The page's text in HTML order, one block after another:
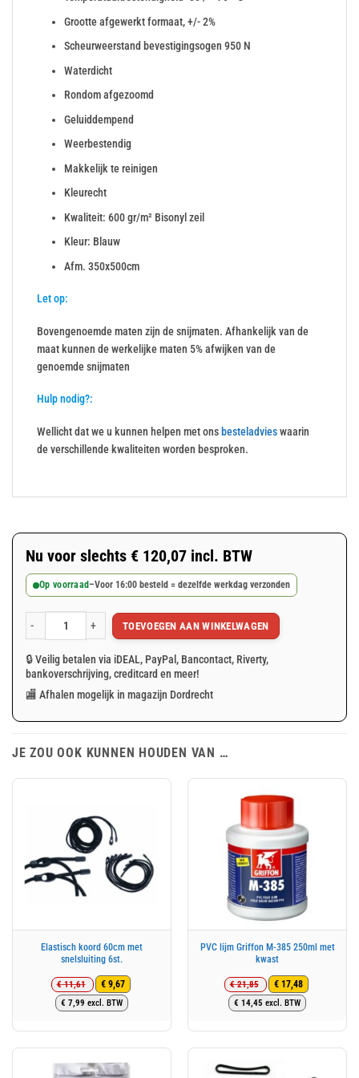
Grootte afgewerkt formaat, +/- 2%
Scheurweerstand bevestigingsogen 950 N
Waterdicht
Rondom afgezoomd
Geluiddempend
Weerbestendig
Makkelijk te reinigen
Kleurecht
Kwaliteit: 600 gr/m² Bisonyl zeil
Kleur: Blauw
Afm. 350x500cm
Let op:
Bovengenoemde maten zijn de snijmaten. Afhankelijk van de
maat kunnen de werkelijke maten 5% afwijken van de
genoemde snijmaten
Hulp nodig?:
Wellicht dat we u kunnen helpen met ons besteladvieswaarin
de verschillende kwaliteiten worden besproken.
Nu voor slechts € 120,07 incl. BTW
Op voorraad –Voor 16:00 besteld = dezelfde werkdag verzonden
Blauw PVC container afdekzeil 350x500cm 600gr/m² aantal
TOEVOEGEN AAN WINKELWAGEN
🔒 Veilig betalen via iDEAL, PayPal, Bancontact, Riverty,
bankoverschrijving, creditcard en meer!
🏬 Afhalen mogelijk in magazijn Dordrecht
JE ZOU OOK KUNNEN HOUDEN VAN …
Elastisch koord 60cm met
snelsluiting 6st.
€11,61
Oorspronkelijke
prijs
€ 11,61.
€ 9,67
Huidige
prijs
€ 9,67.
€ 7,99 excl. BTW
PVC lijm Griffon M-385 250ml met
kwast
€21,85
Oorspronkelijke
prijs
€ 21,85.
€ 17,48
Huidige
prijs
€ 17,48.
€ 14,45 excl. BTW